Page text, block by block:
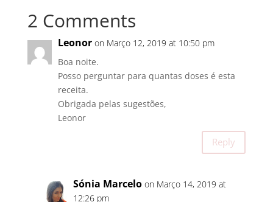
2 Comments
Leonor on Março 12, 2019 at 10:50 pm
Boa noite.
Posso perguntar para quantas doses é esta
receita.
Obrigada pelas sugestões,
Leonor
Reply
Sónia Marcelo on Março 14, 2019 at
12:26 pm